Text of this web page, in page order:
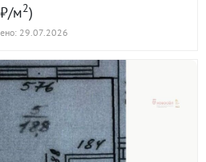
м2)
29.07.2026